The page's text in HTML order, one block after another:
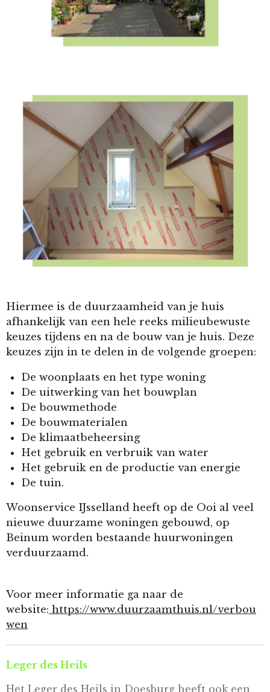
Hiermee is de duurzaamheid van je huis
afhankelijk van een hele reeks milieubewuste
keuzes tijdens en na de bouw van je huis. Deze
keuzes zijn in te delen in de volgende groepen:
De woonplaats en het type woning
De uitwerking van het bouwplan
De bouwmethode
De bouwmaterialen
De klimaatbeheersing
Het gebruik en verbruik van water
Het gebruik en de productie van energie
De tuin.
Woonservice IJsselland heeft op de Ooi al veel
nieuwe duurzame woningen gebouwd, op
Beinum worden bestaande huurwoningen
verduurzaamd.
Voor meer informatie ga naar de
website: https://www.duurzaamthuis.nl/verbou
wen
Leger des Heils
Het Leger des Heils in Doesburg heeft ook een